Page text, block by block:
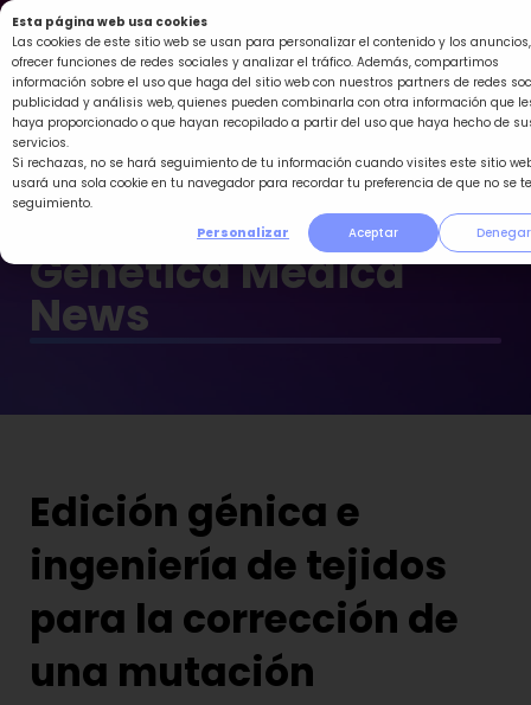
Esta página web usa cookies
Las cookies de este sitio web se usan para personalizar el contenido y los anuncios,
ofrecer funciones de redes sociales y analizar el tráfico. Además, compartimos
información sobre el uso que haga del sitio web con nuestros partners de redes
publicidad y análisis web, quienes pueden combinarla con otra información que
haya proporcionado o que hayan recopilado a partir del uso que haya hecho de
servicios.
Si rechazas, no se hará seguimiento de tu información cuando visites este sitio
usará una sola cookie en tu navegador para recordar tu preferencia de que no se
seguimiento.
Personalizar
Aceptar Denegar
Ir
al
contenido
Genética Médica
News
Edición génica e
ingeniería de tejidos
para la corrección de
una mutación